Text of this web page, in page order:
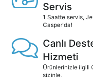
Servis
1 Saatte servis,
Casper'da!
Canlı
Hizmeti
Ürünlerinizle ilgili
sizinle.